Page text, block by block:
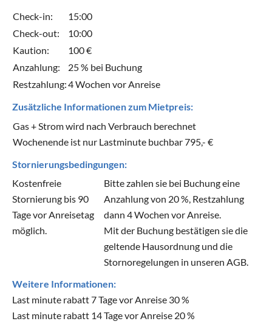
Check-in:
15:00
Check-out:
10:00
Kaution:
100 €
Anzahlung:
25 % bei Buchung
Restzahlung:4 Wochen vor Anreise
Zusätzliche Informationen zum Mietpreis:
Gas + Strom wird nach Verbrauch berechnet
Wochenende ist nur Lastminute buchbar 795,- €
Stornierungsbedingungen:
Kostenfreie
Stornierung bis 90
Tage vor Anreisetag
möglich.
Bitte zahlen sie bei Buchung eine
Anzahlung von 20 %, Restzahlung
dann 4 Wochen vor Anreise.
Mit der Buchung bestätigen sie die
geltende Hausordnung und die
Stornoregelungen in unseren AGB.
Weitere Informationen:
Last minute rabatt 7 Tage vor Anreise 30 %
Last minute rabatt 14 Tage vor Anreise 20 %